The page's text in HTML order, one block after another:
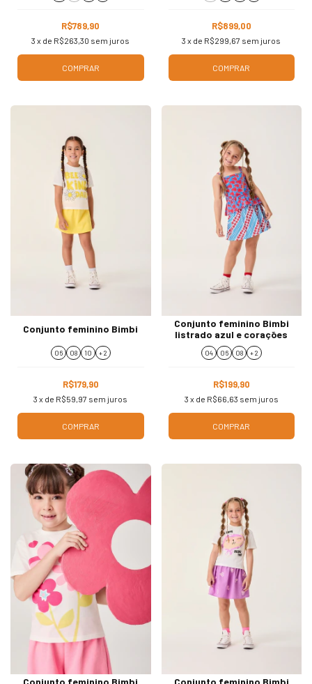
R$789,90
3 x de R$263,30 sem juros
COMPRAR
R$899,00
3 x de R$299,67 sem juros
COMPRAR
Conjunto feminino Bimbi
06 08 10 + 2
R$179,90
3 x de R$59,97 sem juros
COMPRAR
Conjunto feminino Bimbi
listrado azul e corações
04 06 08 + 2
R$199,90
3 x de R$66,63 sem juros
COMPRAR